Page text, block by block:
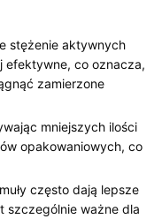
stężenie aktywnych
efektywne, co oznacza,
zamierzone
mniejszych ilości
opakowaniowych, co
często dają lepsze
szczególnie ważne dla